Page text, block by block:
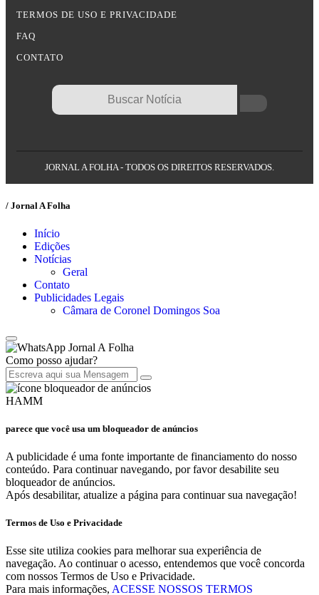
TERMOS DE USO E PRIVACIDADE
FAQ
CONTATO
JORNAL A FOLHA - TODOS OS DIREITOS RESERVADOS.
/ Jornal A Folha
Início
Edições
Notícias
Geral
Contato
Publicidades Legais
Câmara de Coronel Domingos Soa
Jornal A Folha
Como posso ajudar?
HAMM
parece que você usa um bloqueador de anúncios
A publicidade é uma fonte importante de financiamento do nosso
conteúdo. Para continuar navegando, por favor desabilite seu
bloqueador de anúncios.
Após desabilitar, atualize a página para continuar sua navegação!
Termos de Uso e Privacidade
Esse site utiliza cookies para melhorar sua experiência de
navegação. Ao continuar o acesso, entendemos que você concorda
com nossos Termos de Uso e Privacidade.
Para mais informações, ACESSE NOSSOS TERMOS